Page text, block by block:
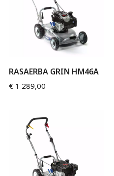
RASAERBA GRIN HM46A
€ 1 289,00